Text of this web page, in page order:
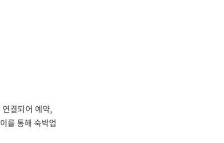
결되어 예약,
를 통해 숙박업